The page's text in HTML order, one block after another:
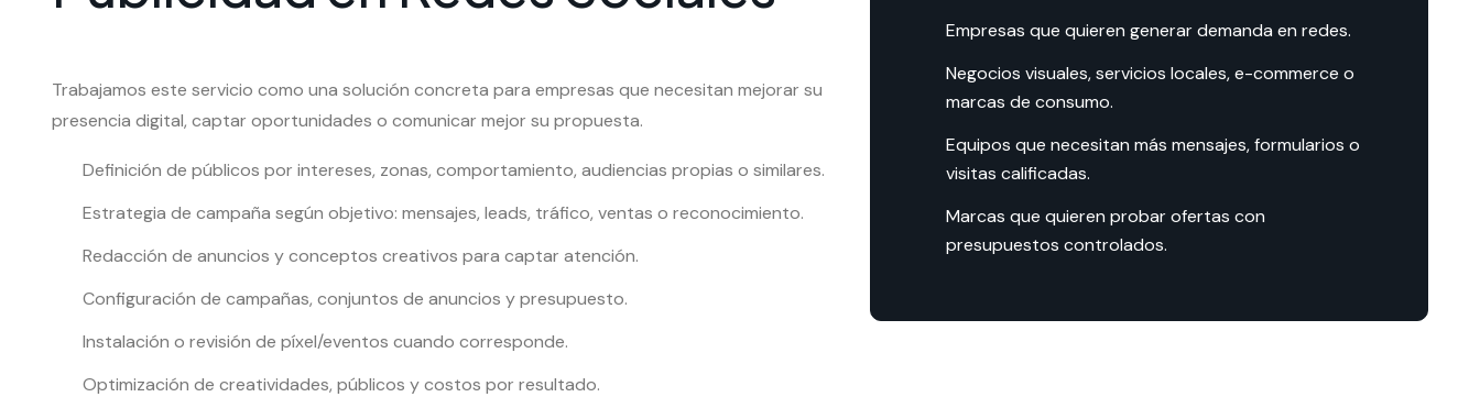
Trabajamos este servicio como una solución concreta para empresas que necesitan mejorar su
presencia digital, captar oportunidades o comunicar mejor su propuesta.
Definición de públicos por intereses, zonas, comportamiento, audiencias propias o similares.
Estrategia de campaña según objetivo: mensajes, leads, tráfico, ventas o reconocimiento.
Redacción de anuncios y conceptos creativos para captar atención.
Configuración de campañas, conjuntos de anuncios y presupuesto.
Instalación o revisión de píxel/eventos cuando corresponde.
Optimización de creatividades, públicos y costos por resultado.
Empresas que quieren generar demanda en redes.
Negocios visuales, servicios locales, e-commerce o
marcas de consumo.
Equipos que necesitan más mensajes, formularios o
visitas calificadas.
Marcas que quieren probar ofertas con
presupuestos controlados.